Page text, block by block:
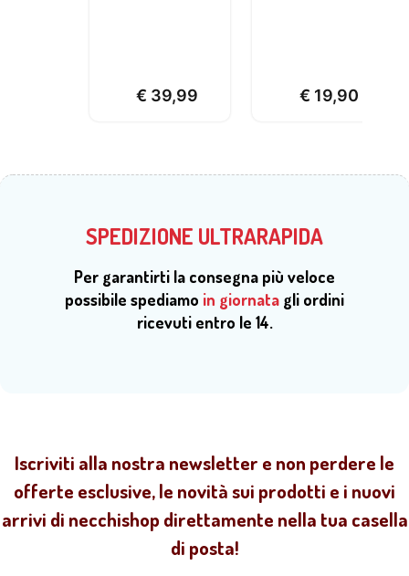
€ 39,99 € 19,90
SPEDIZIONE ULTRARAPIDA
Per garantirti la consegna più veloce
possibile spediamo in giornata gli ordini
ricevuti entro le 14.
Iscriviti alla nostra newsletter e non perdere le
offerte esclusive, le novità sui prodotti e i nuovi
arrivi di necchishop direttamente nella tua casella
di posta!